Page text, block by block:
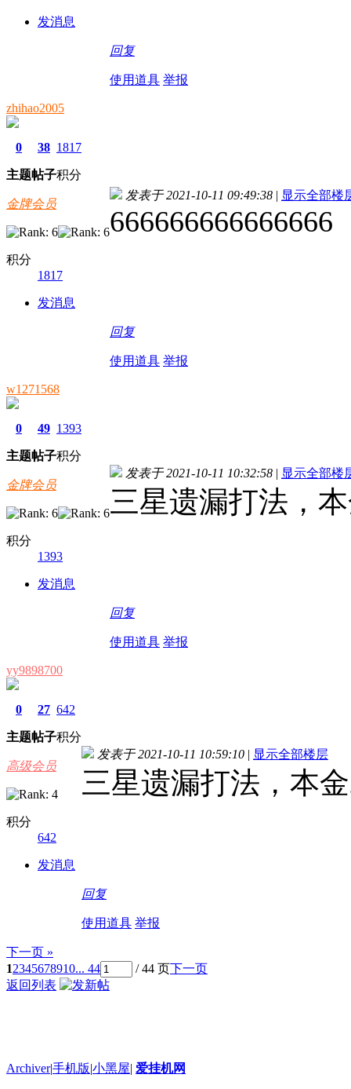
发消息
回复
使用道具 举报
zhihao2005
0
主题
38
帖子
1817
积分
金牌会员
积分
1817
发消息
发表于 2021-10-11 09:49:38 | 显示全部楼
666666666666666
回复
使用道具 举报
w1271568
0
主题
49
帖子
1393
积分
金牌会员
积分
1393
发消息
发表于 2021-10-11 10:32:58 | 显示全部楼
三星遗漏打法，
回复
使用道具 举报
yy9898700
0
主题
27
帖子
642
积分
高级会员
积分
642
发消息
发表于 2021-10-11 10:59:10 | 显示全部楼层
三星遗漏打法，本
回复
使用道具 举报
下一页 »
12345678910... 44 / 44 页下一页
返回列表
Archiver|手机版|小黑屋| 爱挂机网